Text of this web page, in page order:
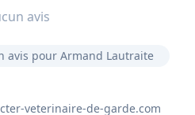
avis
avis pour Armand Lautraite